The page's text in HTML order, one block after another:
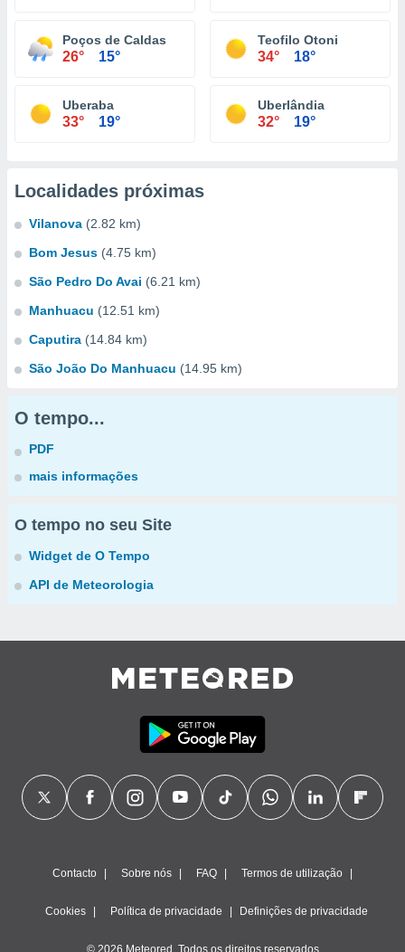
Poços de Caldas
26° 15°
Teofilo Otoni
34° 18°
Uberaba
33° 19°
Uberlândia
32° 19°
Localidades próximas
Vilanova (2.82 km)
Bom Jesus (4.75 km)
São Pedro Do Avai (6.21 km)
Manhuacu (12.51 km)
Caputira (14.84 km)
São João Do Manhuacu (14.95 km)
O tempo...
PDF
mais informações
O tempo no seu Site
Widget de O Tempo
API de Meteorologia
Contacto Sobre nós FAQ Termos de utilização
Cookies Política de privacidade Definições de privacidade
© 2026 Meteored. Todos os direitos reservados